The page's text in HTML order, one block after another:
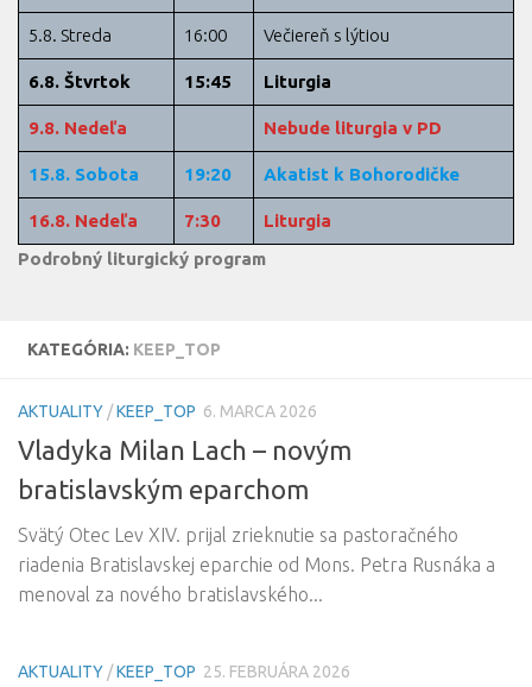
KATEGÓRIA: KEEP_TOP
AKTUALITY /KEEP_TOP 6. MARCA 2026
Vladyka Milan Lach – novým
bratislavským eparchom
Svätý Otec Lev XIV. prijal zrieknutie sa pastoračného
riadenia Bratislavskej eparchie od Mons. Petra Rusnáka a
menoval za nového bratislavského...
AKTUALITY /KEEP_TOP 25. FEBRUÁRA 2026
5.8. Streda 16:00 Večiereň s lýtiou
6.8. Štvrtok 15:45 Liturgia
9.8. Nedeľa Nebude liturgia v PD
15.8. Sobota 19:20 Akatist k Bohorodičke
16.8. Nedeľa 7:30
Liturgia
Podrobný liturgický program